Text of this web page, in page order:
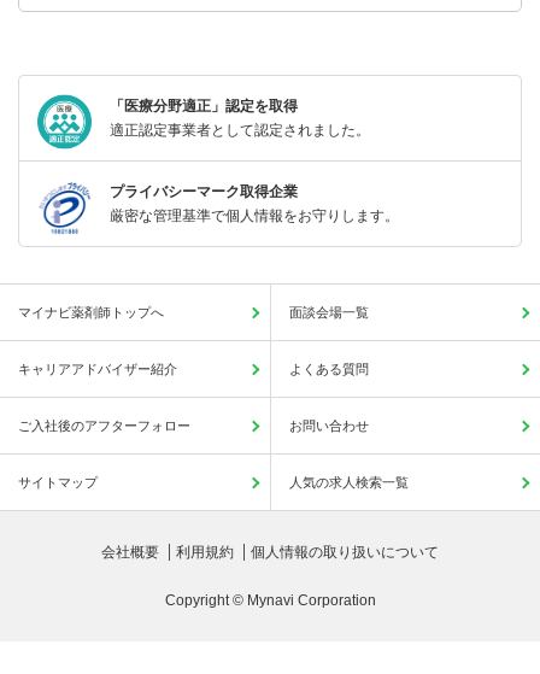
「医療分野適正」認定を取得
適正認定事業者として認定されました。
プライバシーマーク取得企業
厳密な管理基準で個人情報をお守りします。
マイナビ薬剤師トップへ 面談会場一覧
キャリアアドバイザー紹介 よくある質問
ご入社後のアフターフォロー お問い合わせ
サイトマップ 人気の求人検索一覧
会社概要 利用規約 個人情報の取り扱いについて
Copyright © Mynavi Corporation